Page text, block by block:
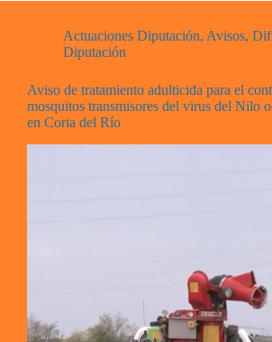
Actuaciones Diputación, Avisos,
Diputación
Aviso de tratamiento adulticida para el
mosquitos transmisores del virus del Nilo
en Coria del Río